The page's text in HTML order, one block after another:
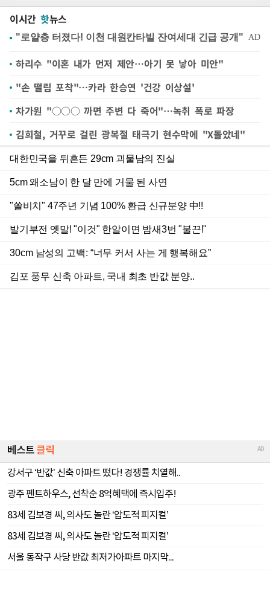
이시간 핫뉴스
하리수 "이혼 내가 먼저 제안…아기 못 낳아 미안"
"손 떨림 포착"…카라 한승연 '건강 이상설'
차가원 "○○○ 까면 주변 다 죽어"…녹취 폭로 파장
김희철, 거꾸로 걸린 광복절 태극기 현수막에 "X돌았네"